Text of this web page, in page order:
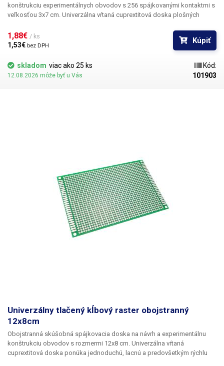
konštrukciu experimentálnych obvodov s 256 spájkovanými kontaktmi s
veľkosťou 3x7 cm. Univerzálna vŕtaná cuprextitová doska plošných
tvorby plošných spojov bez potreby zložitého navrhovania, leptania a
vŕtania. Predvŕtanú DPS jednoducho osadíte súčiastkami, spájkujete ich
a vytvoríte medzi nimi cínovú cestu spojením jednotlivých bodov alebo
drôtených prepojok. V porovnaní so sústavami bez spájkovania ponúka
toto riešenie väčšiu stabilitu a spoľahlivosť.
1,88€ / ks
1,53€ bez DPH
Kúpiť
skladom viac ako 25 ks
12.08.2026 môže byť u Vás
Kód:
101903
Univerzálny tlačený kĺbový raster obojstranný
12x8cm
Obojstranná skúšobná spájkovacia doska na návrh a experimentálnu
konštrukciu obvodov s rozmermi 12x8 cm.
cuprextitová doska ponúka jednoduchú, lacnú a predovšetkým rýchlu